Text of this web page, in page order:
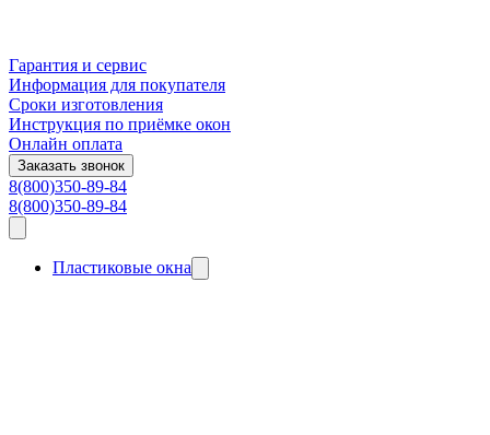
Гарантия и сервис
Информация для покупателя
Сроки изготовления
Инструкция по приёмке окон
Онлайн оплата
Заказать звонок
8(800)350-89-84
8(800)350-89-84
Пластиковые окна